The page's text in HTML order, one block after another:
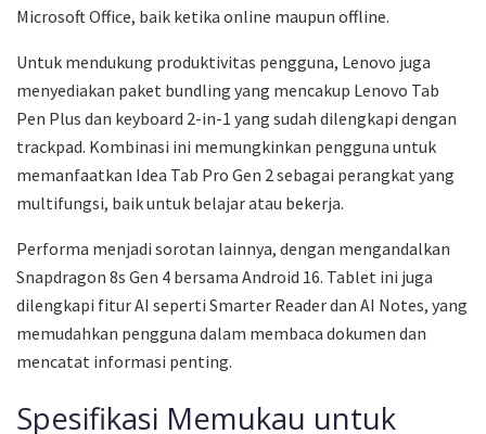
Microsoft Office, baik ketika online maupun offline.
Untuk mendukung produktivitas pengguna, Lenovo juga
menyediakan paket bundling yang mencakup Lenovo Tab
Pen Plus dan keyboard 2-in-1 yang sudah dilengkapi dengan
trackpad. Kombinasi ini memungkinkan pengguna untuk
memanfaatkan Idea Tab Pro Gen 2 sebagai perangkat yang
multifungsi, baik untuk belajar atau bekerja.
Performa menjadi sorotan lainnya, dengan mengandalkan
Snapdragon 8s Gen 4 bersama Android 16. Tablet ini juga
dilengkapi fitur AI seperti Smarter Reader dan AI Notes, yang
memudahkan pengguna dalam membaca dokumen dan
mencatat informasi penting.
Spesifikasi Memukau untuk